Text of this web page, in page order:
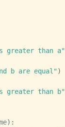
greater than a"
b are equal")
greater than b"
) :